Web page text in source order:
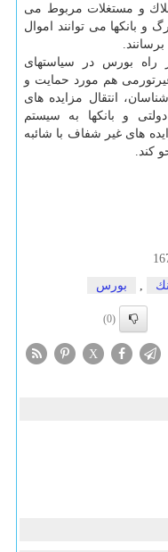
و مستغلات مربوط می
و بانكها می توانند اموال
راه بورس در سیاستهای
هم مورد حمایت و
انتقال مزایده های
و بانكها به سیستم
های غیر شفاف با شائبه
كند.
, بورس
(0)
X